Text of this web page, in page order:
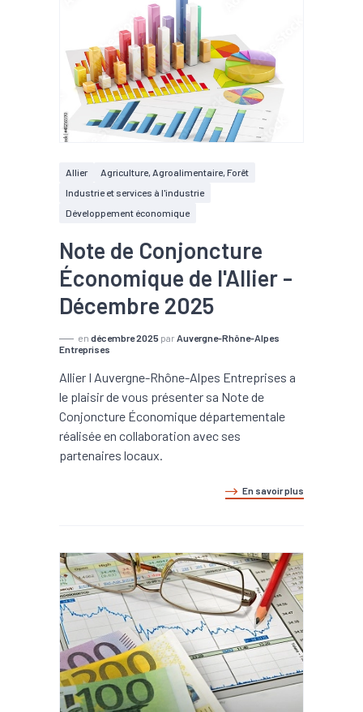
Allier
Agriculture, Agroalimentaire, Forêt
Industrie et services à l'industrie
Développement économique
Note de Conjoncture
Économique de l'Allier -
Décembre 2025
en décembre 2025 par Auvergne-Rhône-Alpes
Entreprises
Allier I Auvergne-Rhône-Alpes Entreprises a
le plaisir de vous présenter sa Note de
Conjoncture Économique départementale
réalisée en collaboration avec ses
partenaires locaux.
En savoir plus